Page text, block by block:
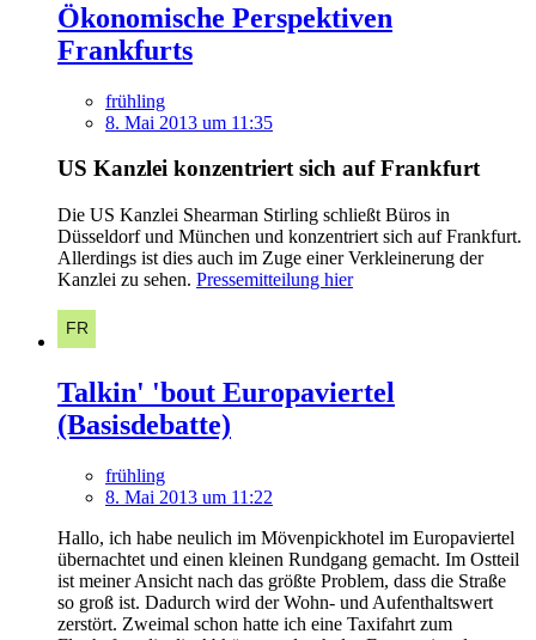
Ökonomische Perspektiven
Frankfurts
frühling
8. Mai 2013 um 11:35
US Kanzlei konzentriert sich auf Frankfurt
Die US Kanzlei Shearman Stirling schließt Büros in
Düsseldorf und München und konzentriert sich auf Frankfurt.
Allerdings ist dies auch im Zuge einer Verkleinerung der
Kanzlei zu sehen. Pressemitteilung hier
Talkin' 'bout Europaviertel
(Basisdebatte)
frühling
8. Mai 2013 um 11:22
Hallo, ich habe neulich im Mövenpickhotel im Europaviertel
übernachtet und einen kleinen Rundgang gemacht. Im Ostteil
ist meiner Ansicht nach das größte Problem, dass die Straße
so groß ist. Dadurch wird der Wohn- und Aufenthaltswert
zerstört. Zweimal schon hatte ich eine Taxifahrt zum